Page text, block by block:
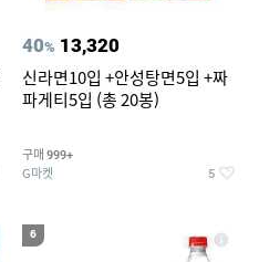
40% 13,320
신라면10입 +안성탕면5입 +짜
파게티5입 (총 20봉)
구매 999+
G마켓 5
6